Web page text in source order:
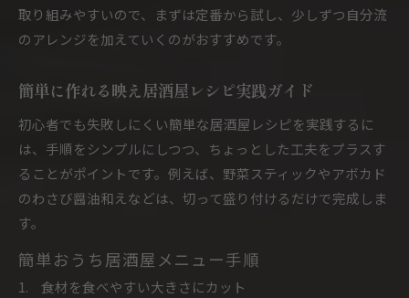
取り組みやすいので、まずは定番から試し、少しずつ自分流
のアレンジを加えていくのがおすすめです。
簡単に作れる映え居酒屋レシピ実践ガイド
初心者でも失敗しにくい簡単な居酒屋レシピを実践するに
は、手順をシンプルにしつつ、ちょっとした工夫をプラスす
ることがポイントです。例えば、野菜スティックやアボカド
のわさび醤油和えなどは、切って盛り付けるだけで完成しま
す。
簡単おうち居酒屋メニュー手順
食材を食べやすい大きさにカット